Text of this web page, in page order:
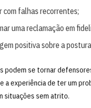
com falhas recorrentes;
uma reclamação em
positiva sobre a
podem se tornar
experiência de ter um
situações sem atrito.